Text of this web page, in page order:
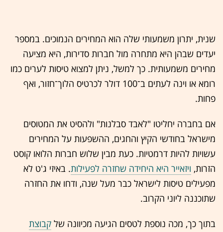
שנית, יתרון משמעותי שלה הוא המחירים הנמוכים. במספר
יעדים שבהן היא מתחרה מול חברות סדירות, היא מציעה
מחירים משמעותית. כך למשל, ניתן למצוא טיסות לערים כמו
רומא או וינה לעתים ב־100 דולר לכרטיס הלוך־חזור, ואף
פחות.
אם בחברה יחליטו "לאבד סבלנות" ולהסיט את המטוסים
מישראל בחודשי הקיץ והחגים, ההשפעות על המחירים
עשויות להיות דרמטיות. כעת מבין שלוש חברות הלואו קוסט
הזרות, ויזאייר היא היחידה שחזרה לפעילות. באיזי ג'ט לא
מפעילים טיסות לישראל כבר מעל שנה, ודחו את החזרה
שתוכננה ליוני הקרוב.
בתוך כך, מכה נוספת לטסים הגיעה מכיוונה של קבוצת